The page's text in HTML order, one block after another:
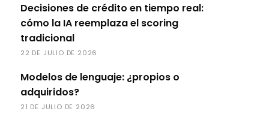
Decisiones de crédito en tiempo real:
cómo la IA reemplaza el scoring
tradicional
22 DE JULIO DE 2026
Modelos de lenguaje: ¿propios o
adquiridos?
21 DE JULIO DE 2026